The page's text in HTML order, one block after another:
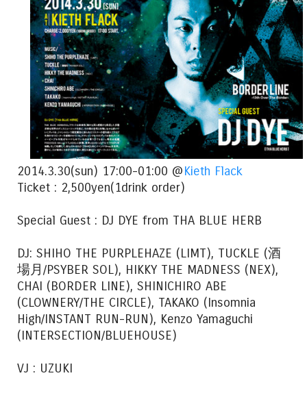
2014.3.30(sun) 17:00-01:00 @Kieth Flack
Ticket : 2,500yen(1drink order)
Special Guest : DJ DYE from THA BLUE HERB
DJ: SHIHO THE PURPLEHAZE (LIMT), TUCKLE (酒
場月/PSYBER SOL), HIKKY THE MADNESS (NEX),
CHAI (BORDER LINE), SHINICHIRO ABE
(CLOWNERY/THE CIRCLE), TAKAKO (Insomnia
High/INSTANT RUN-RUN), Kenzo Yamaguchi
(INTERSECTION/BLUEHOUSE)
VJ : UZUKI